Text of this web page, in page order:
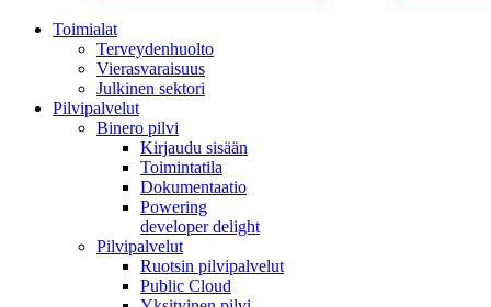
Toimialat
Terveydenhuolto
Vierasvaraisuus
Julkinen sektori
Pilvipalvelut
Binero pilvi
Kirjaudu sisään
Toimintatila
Dokumentaatio
Powering
developer delight
Pilvipalvelut
Ruotsin pilvipalvelut
Public Cloud